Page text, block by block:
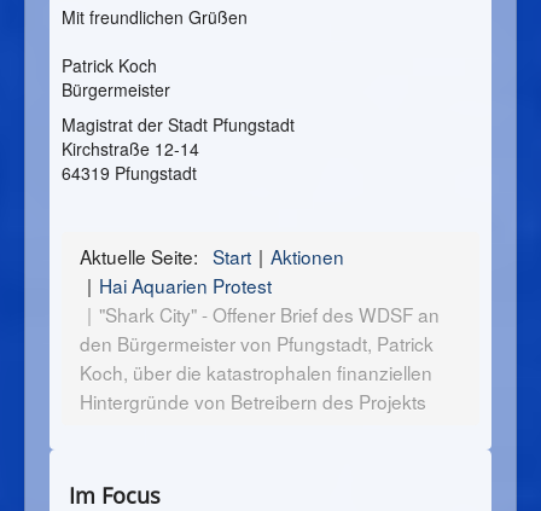
Mit freundlichen Grüßen
Patrick Koch
Bürgermeister
Magistrat der Stadt Pfungstadt
Kirchstraße 12-14
64319 Pfungstadt
Aktuelle Seite: Start
Aktionen
Hai Aquarien Protest
"Shark City" - Offener Brief des WDSF an
den Bürgermeister von Pfungstadt, Patrick
Koch, über die katastrophalen finanziellen
Hintergründe von Betreibern des Projekts
Im Focus